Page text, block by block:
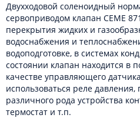
Двухходовой соленоидный
сервоприводом клапан CEME
перекрытия жидких и
водоснабжения и
водоподготовке, в системах
состоянии клапан находится в
качестве управляющего
использоваться реле
различного рода устройства
термостат и т.п.